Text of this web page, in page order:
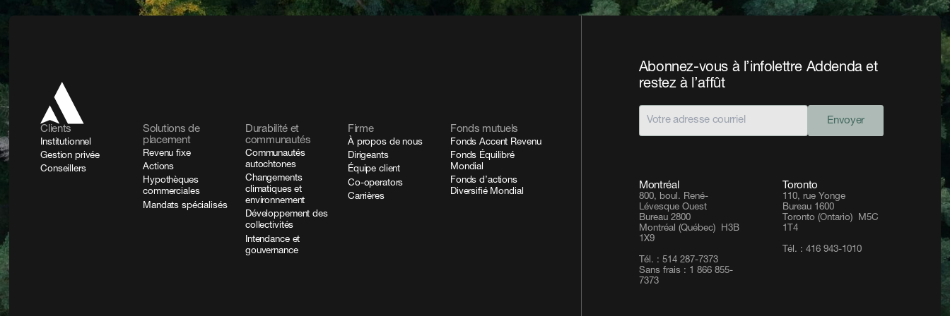
Clients
Institutionnel
Gestion privée
Conseillers
Solutions de
placement
Revenu fixe
Actions
Hypothèques
commerciales
Mandats spécialisés
Durabilité et
communautés
Communautés
autochtones
Changements
climatiques et
environnement
Développement des
collectivités
Intendance et
gouvernance
Firme
À propos de nous
Dirigeants
Équipe client
Co-operators
Carrières
Fonds mutuels
Fonds Accent Revenu
Fonds Équilibré
Mondial
Fonds d’actions
Diversifié Mondial
Abonnez-vous à l’infolettre Addenda et
restez à l’affût
Envoyer
Montréal
800, boul. René-
Lévesque Ouest
Bureau 2800
Montréal (Québec) H3B
1X9
Tél. : 514 287-7373
Sans frais : 1 866 855-
7373
Toronto
110, rue Yonge
Bureau 1600
Toronto (Ontario) M5C
1T4
Tél. : 416 943-1010